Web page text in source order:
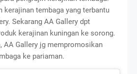
kerajinan tembaga yang terbantu
Sekarang AA Gallery dpt
kerajinan kuningan ke sorong.
AA Gallery jg mempromosikan
ke pariaman.